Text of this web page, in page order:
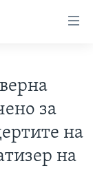
за
на
на